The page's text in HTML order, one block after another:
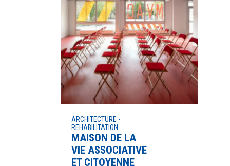
ARCHITECTURE -
REHABILITATION
MAISON DE LA
VIE ASSOCIATIVE
ET CITOYENNE